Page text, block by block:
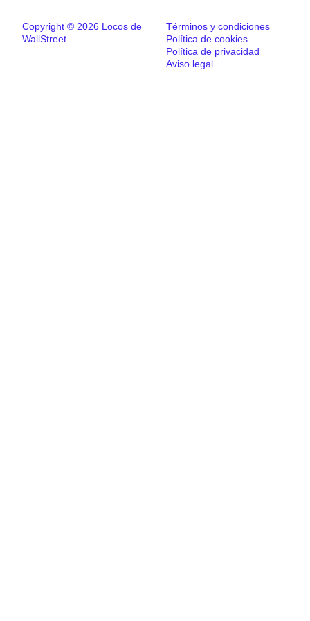
Copyright © 2026 Locos de
WallStreet
Términos y condiciones
Política de cookies
Política de privacidad
Aviso legal